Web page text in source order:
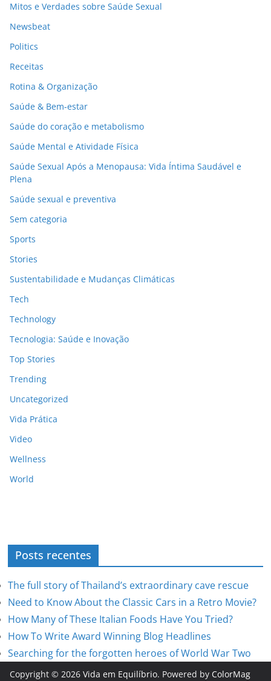
Mitos e Verdades sobre Saúde Sexual
Newsbeat
Politics
Receitas
Rotina & Organização
Saúde & Bem-estar
Saúde do coração e metabolismo
Saúde Mental e Atividade Física
Saúde Sexual Após a Menopausa: Vida Íntima Saudável e
Plena
Saúde sexual e preventiva
Sem categoria
Sports
Stories
Sustentabilidade e Mudanças Climáticas
Tech
Technology
Tecnologia: Saúde e Inovação
Top Stories
Trending
Uncategorized
Vida Prática
Video
Wellness
World
Posts recentes
The full story of Thailand’s extraordinary cave rescue
Need to Know About the Classic Cars in a Retro Movie?
How Many of These Italian Foods Have You Tried?
How To Write Award Winning Blog Headlines
Searching for the forgotten heroes of World War Two
Copyright © 2026 Vida em Equilíbrio. Powered by ColorMag